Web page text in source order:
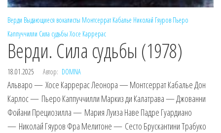
Верди Выдающиеся вокалисты Монтсеррат Кабалье Николай Гяуров Пьеро
Каппуччилли Сила судьбы Хосе Каррерас
Верди. Сила судьбы (1978)
18.01.2025 Автор: DOMNA
Альваро — Хосе Каррерас Леонора — Монтсеррат Кабалье Дон
Карлос — Пьеро Каппуччилли Маркиз ди Калатрава — Джованни
Фойани Прециозилла — Мария Луиза Наве Падре Гуардиано
— Николай Гяуров Фра Мелитоне — Сесто Брускантини Трабуко